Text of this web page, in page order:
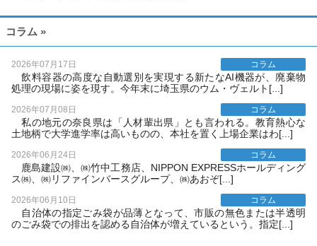
コラム »
2026年07月17日 コラム
飲料容器の高度な自動選別を実現する新たなAI機器が、廃棄物
処理の現場に姿を現す。今年末に埼玉県のウム・ヴェルト[...]
2026年07月08日 コラム
私の地元の奈良県は「人材輩出県」とも言われる。教育熱心な
土地柄で大学進学率は高いものの、本社を置く上場企業はわ[...]
2026年06月24日 コラム
鹿島建設㈱、㈱竹中工務店、NIPPON EXPRESSホールディング
ス㈱、㈱リファインバースグループ、㈱あおぞ[...]
2026年06月10日 コラム
自治体の指定ごみ袋が品薄となって、市販の無色または半透明
のごみ袋での排出を認める自治体が増えているという。指定[...]